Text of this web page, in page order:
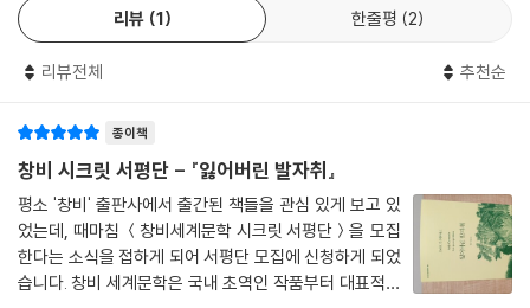
숨겨진 표지를 통해 태초의 세계로
작품 속에서 끝내 이름이 밝혀지지 않는 주인공 ‘나’는 뉴욕으로 추정되는
오랫동안 작곡을 꿈꿔온 작품이 있지만 현실은 상업음악을 만들며 생계를
이어간다. 몇년씩 같은 배역을 연기하는 연극배우 아내 루스도 생활에 지
친 것은 마찬가지로, 주말의 의례 같은 결혼생활은 무미건조해진 지 오래
다. 이 삶을 벗어나려면 ‘이곳’을 벗어나는 수밖에 없다. 내가 드디어 며칠
의 휴가를 얻었을 때 루스는 순회공연을 떠나고, 나는 악기 박물관의 큐레
이터 스승에게서 원시 악기를 수집해달라는 의뢰를 받고 남아메리카 열대
리뷰 1 한줄평 2
리뷰전체 추천순
종이책
창비 시크릿 서평단 - 『잃어버린 발자취』
평소 '창비' 출판사에서 출간된 책들을 관심 있게 보고 있
었는데, 때마침 ＜창비세계문학 시크릿 서평단＞을 모집
한다는 소식을 접하게 되어 서평단 모집에 신청하게 되었
습니다. 창비 세계문학은 국내 초역인 작품부터 대표적인